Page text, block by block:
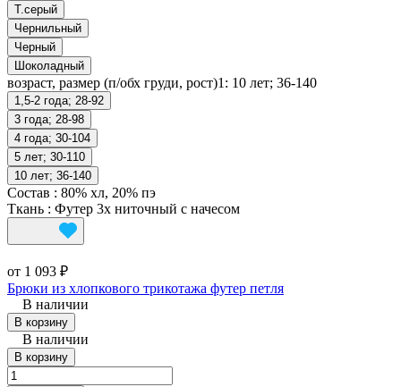
Т.серый
Чернильный
Черный
Шоколадный
возраст, размер (п/обх груди, рост)1: 10 лет; 36-140
1,5-2 года; 28-92
3 года; 28-98
4 года; 30-104
5 лет; 30-110
10 лет; 36-140
Состав : 80% хл, 20% пэ
Ткань : Футер 3х ниточный с начесом
от 1 093 ₽
Брюки из хлопкового трикотажа футер петля
В наличии
В корзину
В наличии
В корзину